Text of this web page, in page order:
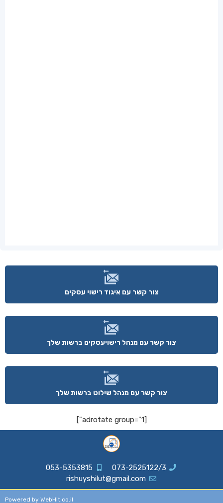
צור קשר עם איגוד רישוי עסקים
צור קשר עם מנהל רישויעסקים ברשות שלך
צור קשר עם מנהל שילוט ברשות שלך
[adrotate group="1"]
073-2525122/3
053-5353815
rishuyshilut@gmail.com
Powered by WebHit.co.il